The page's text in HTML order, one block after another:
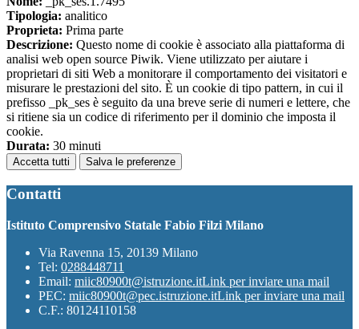
Tipologia: analitico
Proprieta: Prima parte
Descrizione: Questo nome di cookie è associato alla piattaforma di
analisi web open source Piwik. Viene utilizzato per aiutare i
proprietari di siti Web a monitorare il comportamento dei visitatori e
misurare le prestazioni del sito. È un cookie di tipo pattern, in cui il
prefisso _pk_ses è seguito da una breve serie di numeri e lettere, che
si ritiene sia un codice di riferimento per il dominio che imposta il
cookie.
Durata: 30 minuti
Accetta tutti Salva le preferenze
Contatti
Istituto Comprensivo Statale Fabio Filzi Milano
Via Ravenna 15, 20139 Milano
Tel: 0288448711
Email: miic80900t@istruzione.itLink per inviare una mail
PEC: miic80900t@pec.istruzione.itLink per inviare una mail
C.F.: 80124110158